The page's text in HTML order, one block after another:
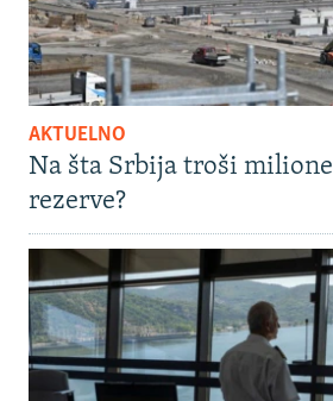
AKTUELNO
Na šta Srbija troši
rezerve?